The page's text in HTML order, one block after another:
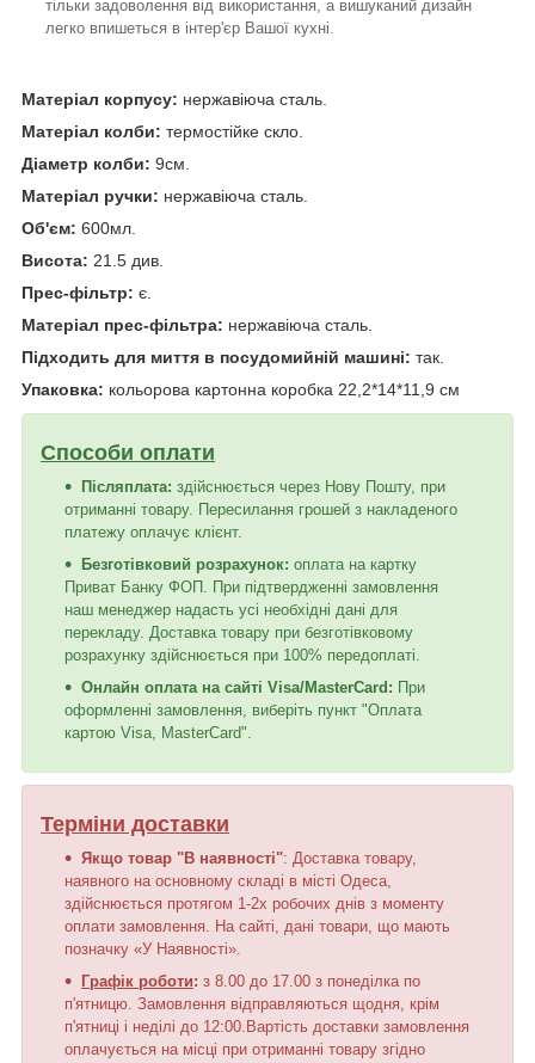
тільки задоволення від використання, а вишуканий дизайн
легко впишеться в інтер'єр Вашої кухні.
Матеріал корпусу: нержавіюча сталь.
Матеріал колби: термостійке скло.
Діаметр колби: 9см.
Матеріал ручки: нержавіюча сталь.
Об'єм: 600мл.
Висота: 21.5 див.
Прес-фільтр: є.
Матеріал прес-фільтра: нержавіюча сталь.
Підходить для миття в посудомийній машині: так.
Упаковка: кольорова картонна коробка 22,2*14*11,9 см
Способи оплати
Післяплата: здійснюється через Нову Пошту, при
отриманні товару. Пересилання грошей з накладеного
платежу оплачує клієнт.
Безготівковий розрахунок: оплата на картку
Приват Банку ФОП. При підтвердженні замовлення
наш менеджер надасть усі необхідні дані для
перекладу. Доставка товару при безготівковому
розрахунку здійснюється при 100% передоплаті.
Онлайн оплата на сайті Visa/MasterCard: При
оформленні замовлення, виберіть пункт "Оплата
картою Visa, MasterCard".
Терміни доставки
Якщо товар "В наявності": Доставка товару,
наявного на основному складі в місті Одеса,
здійснюється протягом 1-2х робочих днів з моменту
оплати замовлення. На сайті, дані товари, що мають
позначку «У Наявності».
Графік роботи: з 8.00 до 17.00 з понеділка по
п'ятницю. Замовлення відправляються щодня, крім
п'ятниці і неділі до 12:00.Вартість доставки замовлення
оплачується на місці при отриманні товару згідно